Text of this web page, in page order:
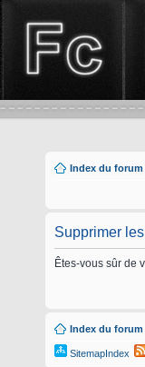
Index du forum
Supprimer
Êtes-vous sûr de
Index du forum
SitemapIndex